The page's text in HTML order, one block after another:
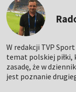
W redakcji TVP
temat polskiej piłki,
zasadę, że w
jest poznanie